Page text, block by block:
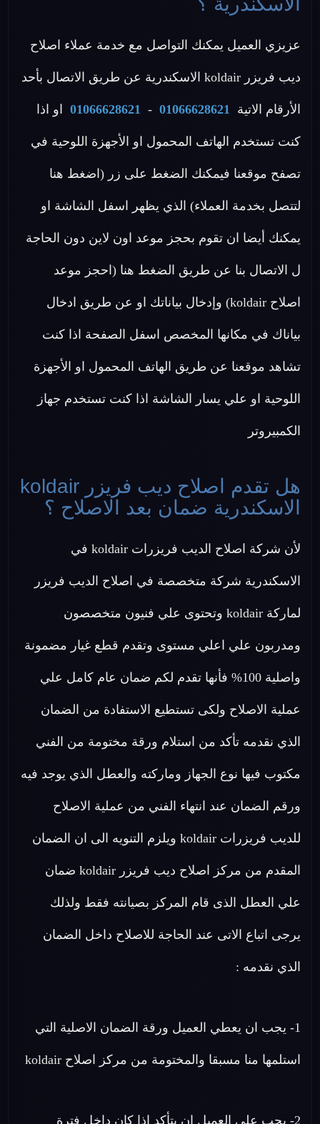
عزيزي العميل يمكنك التواصل مع خدمة عملاء اصلاح
ديب فريزر koldair الاسكندرية عن طريق الاتصال بأحد
الأرقام الاتية 01066628621
-
01066628621 او اذا
كنت تستخدم الهاتف المحمول او الأجهزة اللوحية في
تصفح موقعنا فيمكنك الضغط على زر (اضغط هنا
لتتصل بخدمة العملاء) الذي يظهر اسفل الشاشة او
يمكنك أيضا ان تقوم بحجز موعد اون لاين دون الحاجة
ل الاتصال بنا عن طريق الضغط هنا (احجز موعد
اصلاح koldair) وإدخال بياناتك او عن طريق ادخال
بياناك في مكانها المخصص اسفل الصفحة اذا كنت
تشاهد موقعنا عن طريق الهاتف المحمول او الأجهزة
اللوحية او علي يسار الشاشة اذا كنت تستخدم جهاز
الكمبيروتر
هل تقدم اصلاح ديب فريزر koldair
الاسكندرية ضمان بعد الاصلاح ؟
لأن شركة اصلاح الديب فريزرات koldair في
الاسكندرية شركة متخصصة في اصلاح الديب فريزر
لماركة koldair وتحتوى علي فنيون متخصصون
ومدربون علي اعلي مستوى وتقدم قطع غيار مضمونة
واصلية 100% فأنها تقدم لكم ضمان عام كامل علي
عملية الاصلاح ولكى تستطيع الاستفادة من الضمان
الذي نقدمه تأكد من استلام ورقة مختومة من الفني
مكتوب فيها نوع الجهاز وماركته والعطل الذي يوجد فيه
ورقم الضمان عند انتهاء الفني من عملية الاصلاح
للديب فريزرات koldair ويلزم التنويه الى ان الضمان
المقدم من مركز اصلاح ديب فريزر koldair ضمان
علي العطل الذى قام المركز بصيانته فقط ولذلك
يرجى اتباع الاتى عند الحاجة للاصلاح داخل الضمان
الذي نقدمه :
1- يجب ان يعطي العميل ورقة الضمان الاصلية التي
استلمها منا مسبقا والمختومة من مركز اصلاح koldair
2- يجب علي العميل ان يتأكد اذا كان داخل فترة